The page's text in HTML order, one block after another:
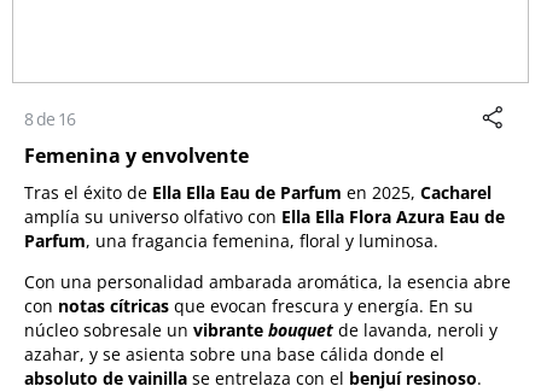
8 de 16
Femenina y envolvente
Tras el éxito de Ella Ella Eau de Parfum en 2025, Cacharel
amplía su universo olfativo con Ella Ella Flora Azura Eau de
Parfum, una fragancia femenina, floral y luminosa.
Con una personalidad ambarada aromática, la esencia abre
con notas cítricas que evocan frescura y energía. En su
núcleo sobresale un vibrante bouquet de lavanda, neroli y
azahar, y se asienta sobre una base cálida donde el
absoluto de vainilla se entrelaza con el benjuí resinoso.